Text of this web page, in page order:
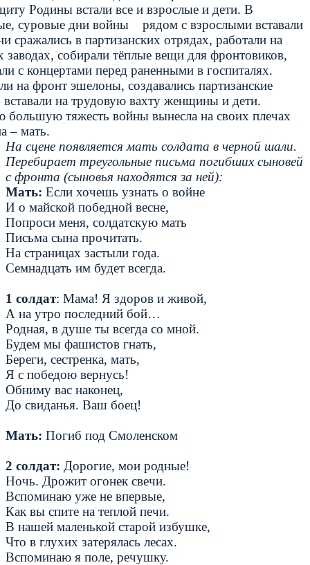
Родины встали все и взрослые и дети. В
суровые дни войны рядом с взрослыми вставали
сражались в партизанских отрядах, работали на
заводах, собирали тёплые вещи для фронтовиков,
с концертами перед раненными в госпиталях.
на фронт эшелоны, создавались партизанские
на трудовую вахту женщины и дети.
большую тяжесть войны вынесла на своих плечах
– мать.
На сцене появляется мать солдата в черной шали.
Перебирает треугольные письма погибших сыновей
с фронта (сыновья находятся за ней):
Мать: Если хочешь узнать о войне
И о майской победной весне,
Попроси меня, солдатскую мать
Письма сына прочитать.
На страницах застыли года.
Семнадцать им будет всегда.
1 солдат: Мама! Я здоров и живой,
А на утро последний бой…
Родная, в душе ты всегда со мной.
Будем мы фашистов гнать,
Береги, сестренка, мать,
Я с победою вернусь!
Обниму вас наконец,
До свиданья. Ваш боец!
Мать: Погиб под Смоленском
2 солдат: Дорогие, мои родные!
Ночь. Дрожит огонек свечи.
Вспоминаю уже не впервые,
Как вы спите на теплой печи.
В нашей маленькой старой избушке,
Что в глухих затерялась лесах.
Вспоминаю я поле, речушку.